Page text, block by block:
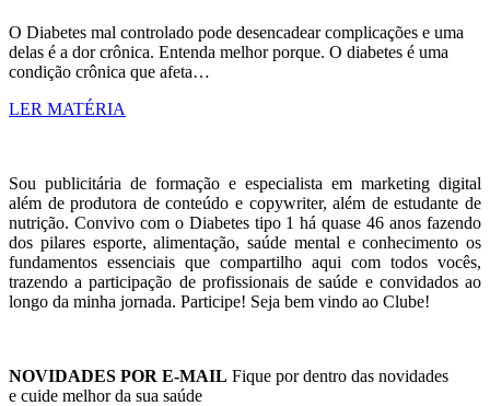
O Diabetes mal controlado pode desencadear complicações e uma
delas é a dor crônica. Entenda melhor porque. O diabetes é uma
condição crônica que afeta…
LER MATÉRIA
Sou publicitária de formação e especialista em marketing digital
além de produtora de conteúdo e copywriter, além de estudante de
nutrição. Convivo com o Diabetes tipo 1 há quase 46 anos fazendo
dos pilares esporte, alimentação, saúde mental e conhecimento os
fundamentos essenciais que compartilho aqui com todos vocês,
trazendo a participação de profissionais de saúde e convidados ao
longo da minha jornada. Participe! Seja bem vindo ao Clube!
NOVIDADES POR E-MAIL Fique por dentro das novidades
e cuide melhor da sua saúde